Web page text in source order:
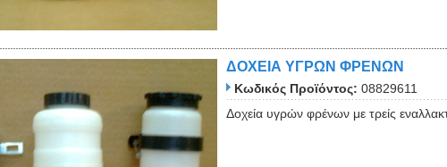
ΔΟΧΕΙΑ ΥΓΡΩΝ ΦΡΕΝΩΝ
Κωδικός Προϊόντος: 08829611
Δοχεία υγρών φρένων με τρείς